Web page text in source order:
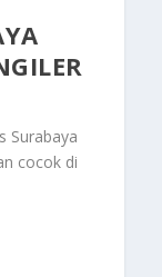
Surabaya
cocok di